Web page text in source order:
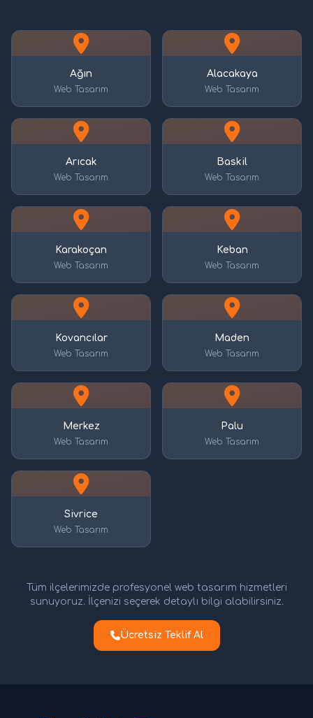
Ağın
Web Tasarım
Alacakaya
Web Tasarım
Arıcak
Web Tasarım
Baskil
Web Tasarım
Karakoçan
Web Tasarım
Keban
Web Tasarım
Kovancılar
Web Tasarım
Maden
Web Tasarım
Merkez
Web Tasarım
Palu
Web Tasarım
Sivrice
Web Tasarım
Tüm ilçelerimizde profesyonel web tasarım hizmetleri
sunuyoruz. İlçenizi seçerek detaylı bilgi alabilirsiniz.
Ücretsiz Teklif Al